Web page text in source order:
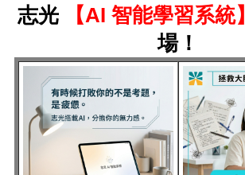
志光 【AI 智能學習系統】
場！